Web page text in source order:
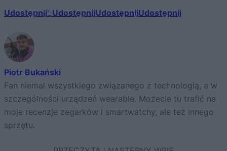
Udostępnij UdostępnijUdostępnijUdostępnij
Piotr Bukański
Fan niemal wszystkiego związanego z technologią, a w
szczególności urządzeń wearable. Możecie tu trafić na
moje recenzje zegarków i smartwatchy, ale też innego
sprzętu.